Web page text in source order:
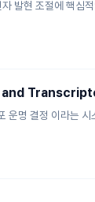
조절에 핵심적
명 결정 이라는